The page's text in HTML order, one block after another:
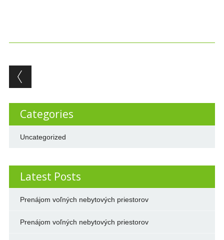
Post navigation
Categories
Uncategorized
Latest Posts
Prenájom voľných nebytových priestorov
Prenájom voľných nebytových priestorov